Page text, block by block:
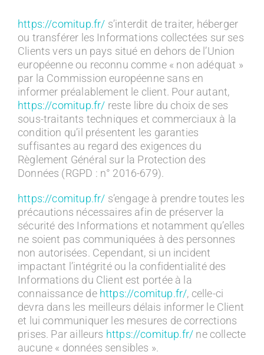
https://comitup.fr/ s’interdit de traiter, héberger
ou transférer les Informations collectées sur ses
Clients vers un pays situé en dehors de l’Union
européenne ou reconnu comme « non adéquat »
par la Commission européenne sans en
informer préalablement le client. Pour autant,
https://comitup.fr/ reste libre du choix de ses
sous-traitants techniques et commerciaux à la
condition qu’il présentent les garanties
suffisantes au regard des exigences du
Règlement Général sur la Protection des
Données (RGPD : n° 2016-679).
https://comitup.fr/ s’engage à prendre toutes les
précautions nécessaires afin de préserver la
sécurité des Informations et notamment qu’elles
ne soient pas communiquées à des personnes
non autorisées. Cependant, si un incident
impactant l’intégrité ou la confidentialité des
Informations du Client est portée à la
connaissance de https://comitup.fr/, celle-ci
devra dans les meilleurs délais informer le Client
et lui communiquer les mesures de corrections
prises. Par ailleurs https://comitup.fr/ ne collecte
aucune « données sensibles ».